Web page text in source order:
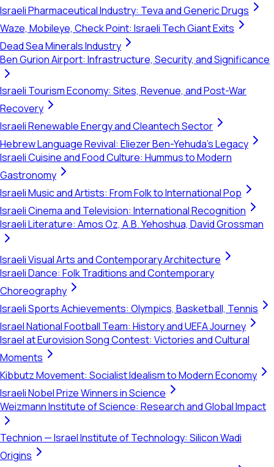
Israeli Pharmaceutical Industry: Teva and Generic Drugs
Waze, Mobileye, Check Point: Israeli Tech Giant Exits
Dead Sea Minerals Industry
Ben Gurion Airport: Infrastructure, Security, and Significance
Israeli Tourism Economy: Sites, Revenue, and Post-War
Recovery
Israeli Renewable Energy and Cleantech Sector
Hebrew Language Revival: Eliezer Ben-Yehuda's Legacy
Israeli Cuisine and Food Culture: Hummus to Modern
Gastronomy
Israeli Music and Artists: From Folk to International Pop
Israeli Cinema and Television: International Recognition
Israeli Literature: Amos Oz, A.B. Yehoshua, David Grossman
Israeli Visual Arts and Contemporary Architecture
Israeli Dance: Folk Traditions and Contemporary
Choreography
Israeli Sports Achievements: Olympics, Basketball, Tennis
Israel National Football Team: History and UEFA Journey
Israel at Eurovision Song Contest: Victories and Cultural
Moments
Kibbutz Movement: Socialist Idealism to Modern Economy
Israeli Nobel Prize Winners in Science
Weizmann Institute of Science: Research and Global Impact
Technion — Israel Institute of Technology: Silicon Wadi
Origins